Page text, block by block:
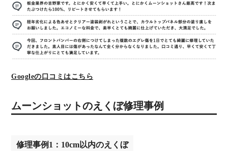
Googleの口コミはこちら
ムーンショットのえくぼ修理事例
修理事例1：10cm以内のえくぼ